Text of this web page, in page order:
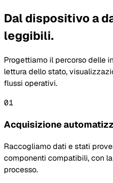
Dal dispositivo a
leggibili.
Progettiamo il percorso delle
lettura dello stato,
flussi operativi.
01
Acquisizione
Raccogliamo dati e stati
componenti compatibili, con
processo.